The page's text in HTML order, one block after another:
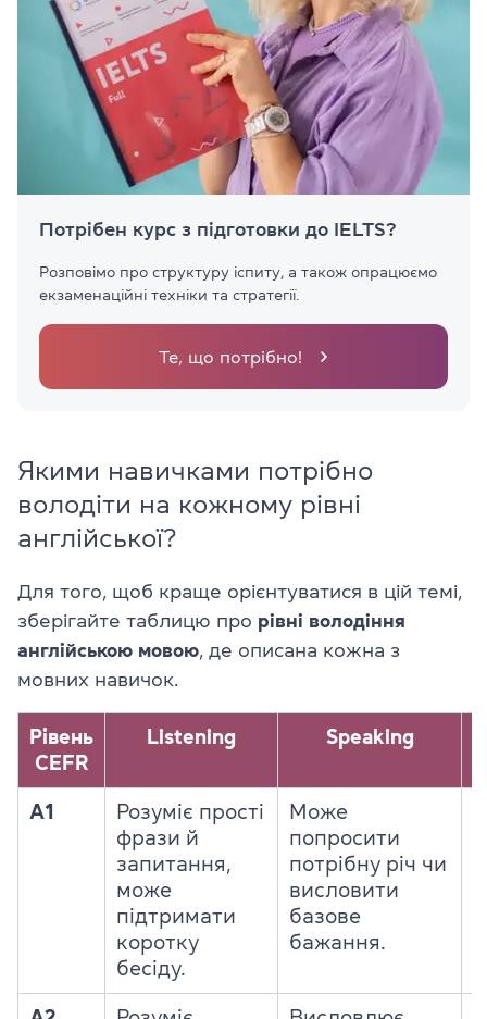
Потрібен курс з підготовки до IELTS?
Розповімо про структуру іспиту, а також опрацюємо
екзаменаційні техніки та стратегії.
Те, що потрібно!
Якими навичками потрібно
володіти на кожному рівні
англійської?
Для того, щоб краще орієнтуватися в цій темі,
зберігайте таблицю про рівні володіння
англійською мовою, де описана кожна з
мовних навичок.
Рівень
CEFR
Listening Speaking
A1
Розуміє прості
фрази й
запитання,
може
підтримати
коротку
бесіду.
Може
попросити
потрібну річ чи
висловити
базове
бажання.